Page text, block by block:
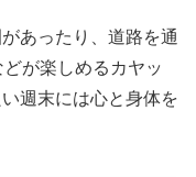
あったり、道路を通
が楽しめるカヤッ
週末には心と身体を